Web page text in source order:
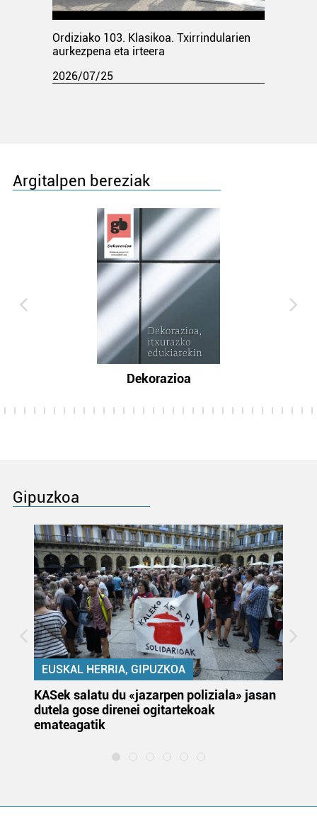
Ordiziako 103. Klasikoa. Txirrindularien
aurkezpena eta irteera
2026/07/25
Argitalpen bereziak
Dekorazioa
Gipuzkoa
EUSKAL HERRIA, GIPUZKOA
KASek salatu du «jazarpen poliziala» jasan
dutela gose direnei ogitartekoak
emateagatik